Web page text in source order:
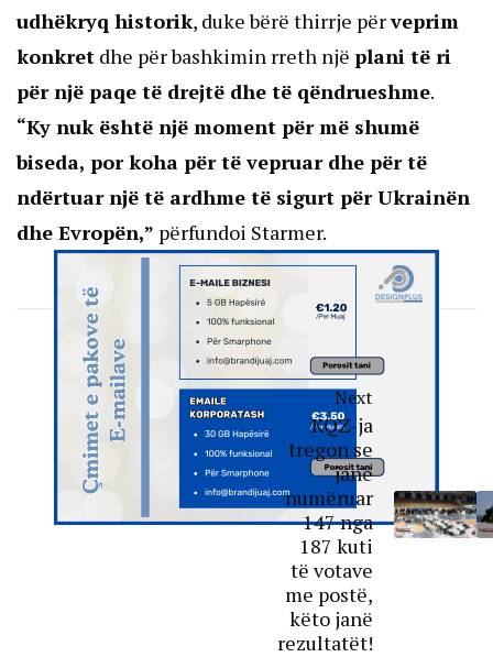
udhëkryq historik, duke bërë thirrje përveprim
konkret dhe për bashkimin rreth një plani të ri
për një paqe të drejtë dhe të qëndrueshme.
“Ky nuk është një moment për më shumë
biseda, por koha për të vepruar dhe për të
ndërtuar një të ardhme të sigurt për Ukrainën
dhe Evropën,” përfundoi Starmer.
Next
KQZ-ja
tregon se
janë
numëruar
147 nga
187 kuti
të votave
me postë,
këto janë
rezultatët!